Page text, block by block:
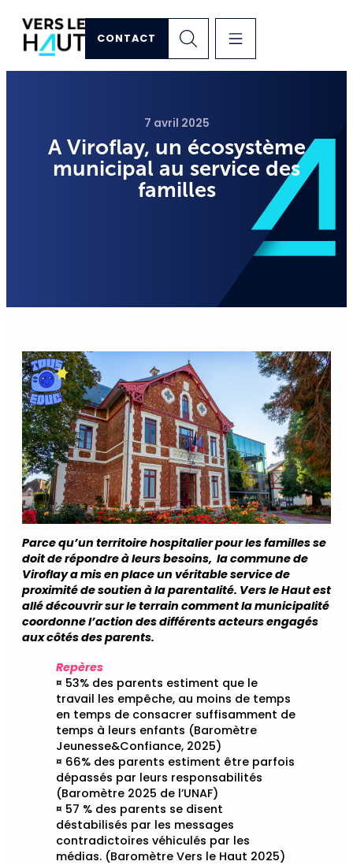
CONTACT
7 avril 2025
A Viroflay, un écosystème
municipal au service des
familles
Parce qu’un territoire hospitalier pour les familles se
doit de répondre à leurs besoins, la commune de
Viroflay a mis en place un véritable service de
proximité de soutien à la parentalité. Vers le Haut est
allé découvrir sur le terrain comment la municipalité
coordonne l’action des différents acteurs engagés
aux côtés des parents.
Repères
¤ 53% des parents estiment que le
travail les empêche, au moins de temps
en temps de consacrer suffisamment de
temps à leurs enfants (Baromètre
Jeunesse&Confiance, 2025)
¤ 66% des parents estiment être parfois
dépassés par leurs responsabilités
(Baromètre 2025 de l’UNAF)
¤ 57 % des parents se disent
déstabilisés par les messages
contradictoires véhiculés par les
médias. (Baromètre Vers le Haut 2025)